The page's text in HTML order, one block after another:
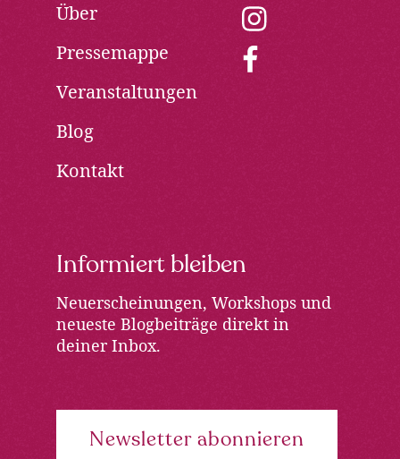
Über
Pressemappe
Veranstaltungen
Blog
Kontakt
Informiert bleiben
Neuerscheinungen, Workshops und
neueste Blogbeiträge direkt in
deiner Inbox.
Newsletter abonnieren